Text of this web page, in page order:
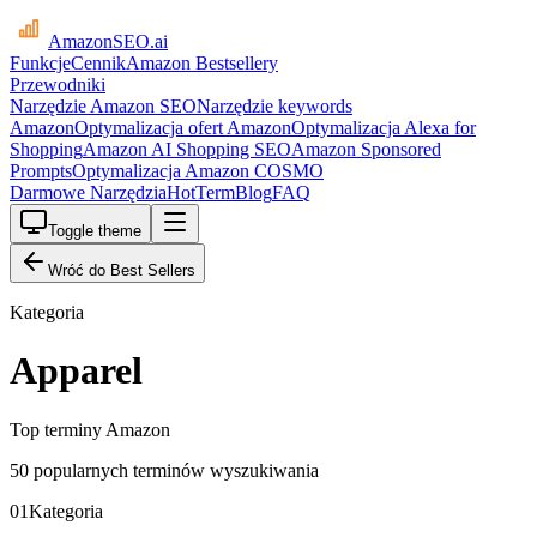
AmazonSEO.ai
FunkcjeCennikAmazon Bestsellery
Przewodniki
Narzędzie Amazon SEONarzędzie keywords
AmazonOptymalizacja ofert AmazonOptymalizacja Alexa for
ShoppingAmazon AI Shopping SEOAmazon Sponsored
PromptsOptymalizacja Amazon COSMO
Darmowe NarzędziaHotTermBlogFAQ
Toggle theme
Wróć do Best Sellers
Kategoria
Apparel
Top terminy Amazon
50 popularnych terminów wyszukiwania
01Kategoria